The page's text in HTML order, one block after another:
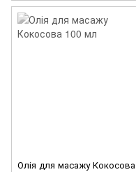
Олія для масажу Кокосова